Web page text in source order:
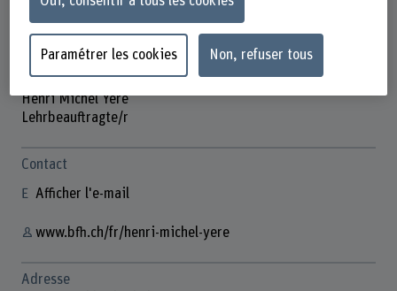
Henri Michel Yéré
Lehrbeauftragte/r
Contact
Afficher l'e-mail
www.bfh.ch/fr/henri-michel-yere
Adresse
Paramétrer les cookies Non, refuser tous